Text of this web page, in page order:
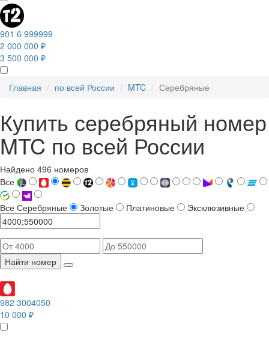
901 6 999999
2 000 000 ₽
3 500 000 ₽
Главная по всей России MTC Серебряные
Купить серебряный номер
MTC по всей России
Найдено 496 номеров
Все
Все Серебряные Золотые Платиновые Эксклюзивные
Найти номер
982 3004050
10 000 ₽